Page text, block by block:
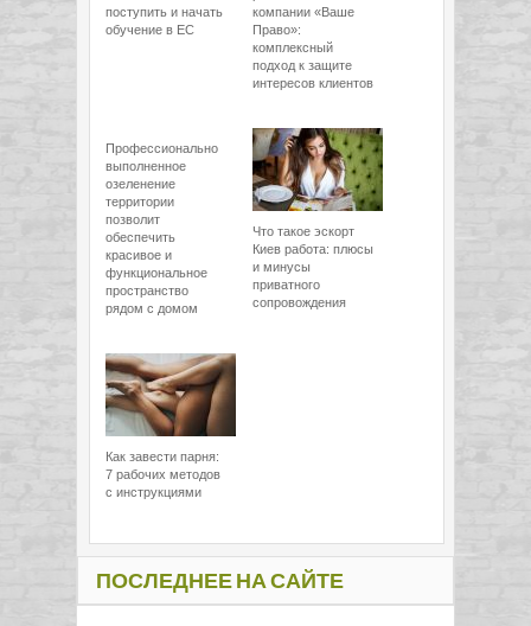
поступить и начать
обучение в ЕС
компании «Ваше
Право»:
комплексный
подход к защите
интересов клиентов
Профессионально
выполненное
озеленение
территории
позволит
обеспечить
красивое и
функциональное
пространство
рядом с домом
Что такое эскорт
Киев работа: плюсы
и минусы
приватного
сопровождения
Как завести парня:
7 рабочих методов
с инструкциями
ПОСЛЕДНЕЕ НА САЙТЕ